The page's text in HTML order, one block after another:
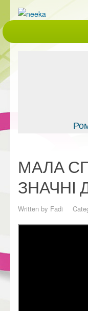
Контакти
працівники
Політики та
МАЛА
ЗНАЧНІ
Written by Fadi